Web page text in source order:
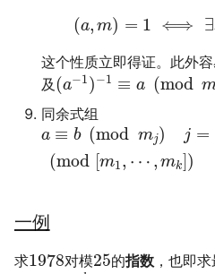
(a, m) = 1 ⟺ ∃
这个性质立即得证。此外容
及 (a−1)−1 ≡ a (mod
同余式组
a ≡ b (mod mj) j =
(mod [m1, ⋯ , mk])
一例
求1978对模25的指数 ，也即